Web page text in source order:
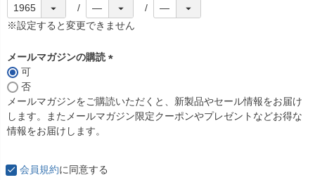
※設定すると変更できません
メールマガジンの購読
須
)
可
否
メールマガジンをご購読いただくと、新製品やセール情報をお届け
します。またメールマガジン限定クーポンやプレゼントなどお得な
情報をお届けします。
会員規約に同意する